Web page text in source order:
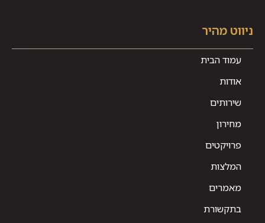
ניווט מהיר
עמוד הבית
אודות
שירותים
מחירון
פרויקטים
המלצות
מאמרים
בתקשורת